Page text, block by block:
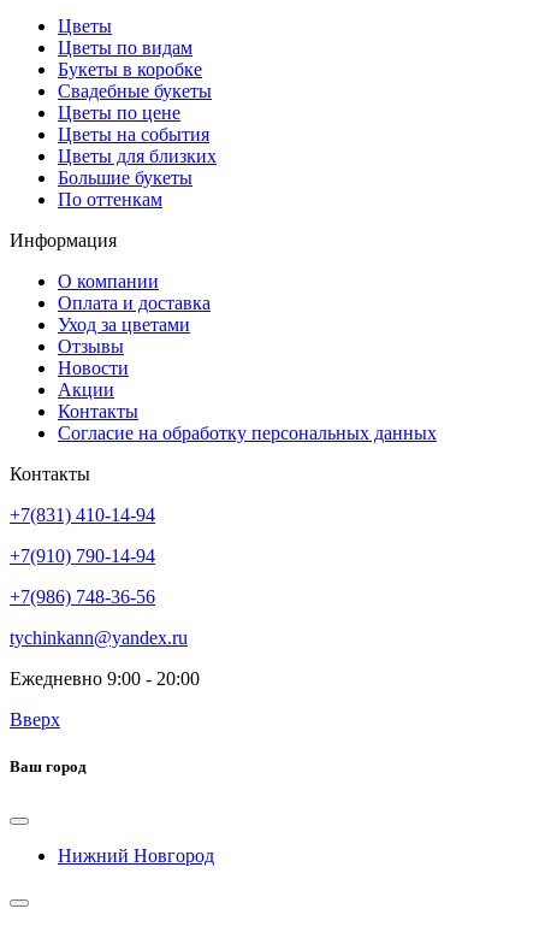
Цветы
Цветы по видам
Букеты в коробке
Свадебные букеты
Цветы по цене
Цветы на события
Цветы для близких
Большие букеты
По оттенкам
Информация
О компании
Оплата и доставка
Уход за цветами
Отзывы
Новости
Акции
Контакты
Согласие на обработку персональных данных
Контакты
+7(831) 410-14-94
+7(910) 790-14-94
+7(986) 748-36-56
tychinkann@yandex.ru
Ежедневно 9:00 - 20:00
Вверх
Ваш город
Нижний Новгород